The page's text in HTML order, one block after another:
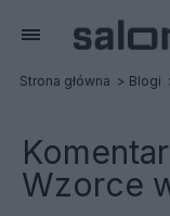
Strona główna Blogi
Wzorce